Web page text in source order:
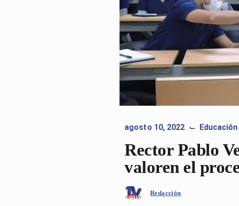
agosto 10, 2022 ⌙ Educación
Rector Pablo
valoren el
Redacción